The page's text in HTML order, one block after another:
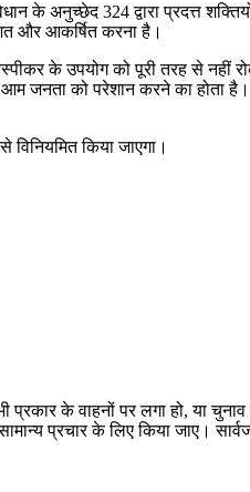
के अनुच्छेद 324 द्वारा प्रदत्त
और आकर्षित करना है।
के उपयोग को पूरी तरह से नहीं
जनता को परेशान करने का होता
किया जाएगा।
के वाहनों पर लगा हो, या
प्रचार के लिए किया जाए।